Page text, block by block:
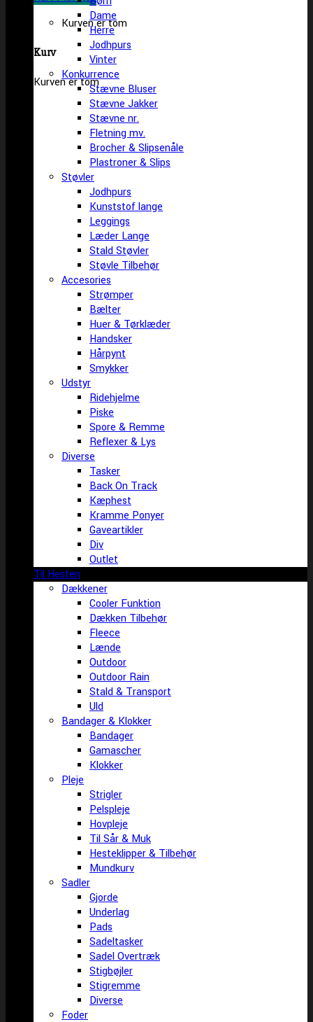
Kurven er tom
Kurv
Kurven er tom
Dame
Herre
Jodhpurs
Vinter
Konkurrence
Stævne Bluser
Stævne Jakker
Stævne nr.
Fletning mv.
Brocher & Slipsenåle
Plastroner & Slips
Støvler
Jodhpurs
Kunststof lange
Leggings
Læder Lange
Stald Støvler
Støvle Tilbehør
Accesories
Strømper
Bælter
Huer & Tørklæder
Handsker
Hårpynt
Smykker
Udstyr
Ridehjelme
Piske
Spore & Remme
Reflexer & Lys
Diverse
Tasker
Back On Track
Kæphest
Kramme Ponyer
Gaveartikler
Div
Outlet
Til Hesten
Dækkener
Cooler Funktion
Dækken Tilbehør
Fleece
Lænde
Outdoor
Outdoor Rain
Stald & Transport
Uld
Bandager & Klokker
Bandager
Gamascher
Klokker
Pleje
Strigler
Pelspleje
Hovpleje
Til Sår & Muk
Hesteklipper & Tilbehør
Mundkurv
Sadler
Gjorde
Underlag
Pads
Sadeltasker
Sadel Overtræk
Stigbøjler
Stigremme
Diverse
Foder